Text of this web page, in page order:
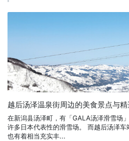
越后汤泽温泉街周边的美食景点与
在新潟县汤泽町，有「GALA汤泽滑雪场
许多日本代表性的滑雪场。 而越后汤泽车
也有着相当充实丰...